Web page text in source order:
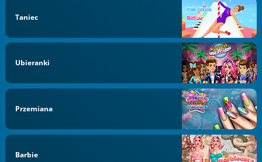
Taniec
Ubieranki
Przemiana
Barbie